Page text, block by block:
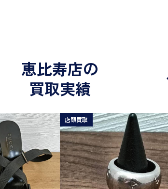
恵比寿店の
買取実績
店頭買取